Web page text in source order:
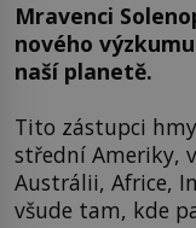
Mravenci
nového
naší planetě.
Tito zástupci
střední Ameriky,
Austrálii, Africe,
všude tam, kde